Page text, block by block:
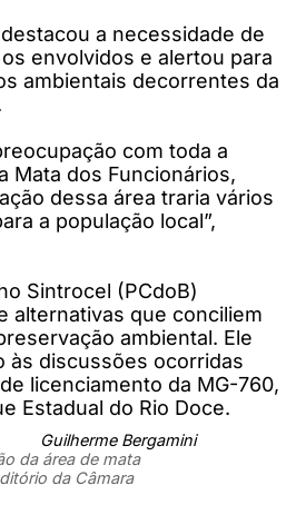
a necessidade de
envolvidos e alertou para
ambientais decorrentes da
com toda a
Mata dos Funcionários,
dessa área traria vários
a população local”,
Sintrocel (PCdoB)
alternativas que conciliem
ambiental. Ele
às discussões ocorridas
licenciamento da MG-760,
Estadual do Rio Doce.
Guilherme Bergamini
da área de mata
da Câmara